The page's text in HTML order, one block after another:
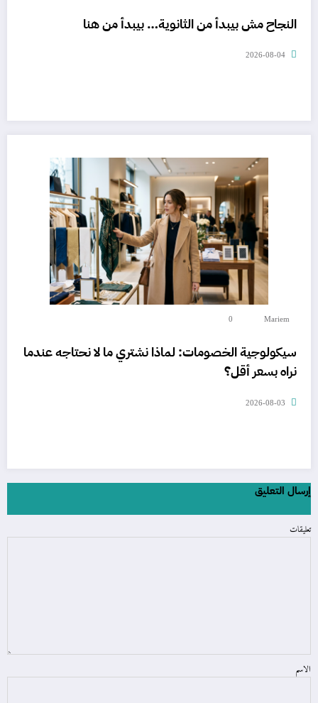
النجاح مش بيبدأ من الثانوية… بيبدأ من هنا
2026-08-04
Mariem
0
سيكولوجية الخصومات: لماذا نشتري ما لا نحتاجه عندما
نراه بسعر أقل؟
2026-08-03
إرسال التعليق
تعليقات
الاسم